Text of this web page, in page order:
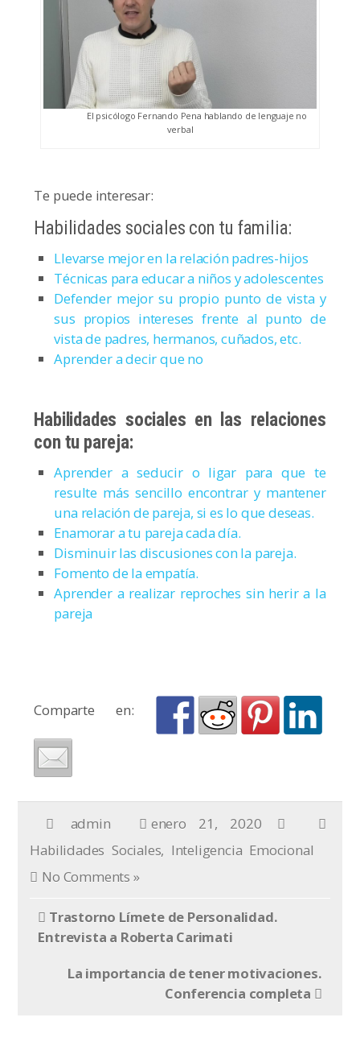
El psicólogo Fernando Pena hablando de lenguaje no
verbal
Te puede interesar:
Habilidades sociales con tu familia:
Llevarse mejor en la relación padres-hijos
Técnicas para educar a niños y adolescentes
Defender mejor su propio punto de vista y
sus propios intereses frente al punto de
vista de padres, hermanos, cuñados, etc.
Aprender a decir que no
Habilidades sociales en las relaciones
con tu pareja:
Aprender a seducir o ligar para que te
resulte más sencillo encontrar y mantener
una relación de pareja, si es lo que deseas.
Enamorar a tu pareja cada día.
Disminuir las discusiones con la pareja.
Fomento de la empatía.
Aprender a realizar reproches sin herir a la
pareja
Comparte en:
admin
enero 21, 2020
Habilidades Sociales, Inteligencia Emocional
No Comments »
Trastorno Límete de Personalidad.
Entrevista a Roberta Carimati
La importancia de tener motivaciones.
Conferencia completa